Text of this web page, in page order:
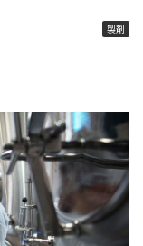
製剤